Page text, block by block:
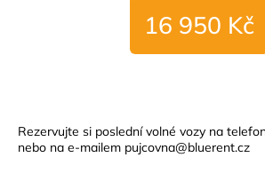
16 950 Kč
Rezervujte si poslední volné vozy na
nebo na e-mailem pujcovna@bluerent.cz